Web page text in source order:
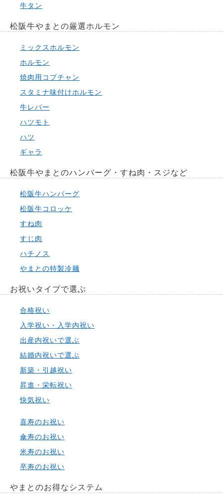
牛タン
松阪牛やまとの厳選ホルモン
ミックスホルモン
ホルモン
焼肉用コプチャン
スタミナ味付けホルモン
牛レバー
ハツモト
ハツ
ギャラ
松阪牛やまとのハンバーグ・すね肉・スジなど
松阪牛ハンバーグ
松阪牛コロッケ
すね肉
すじ肉
ハチノス
やまとの特製冷麺
お祝いタイプで選ぶ
合格祝い
入学祝い・入学内祝い
出産内祝いで選ぶ
結婚内祝いで選ぶ
新築・引越祝い
昇進・栄転祝い
快気祝い
喜寿のお祝い
傘寿のお祝い
米寿のお祝い
卒寿のお祝い
やまとのお得なシステム